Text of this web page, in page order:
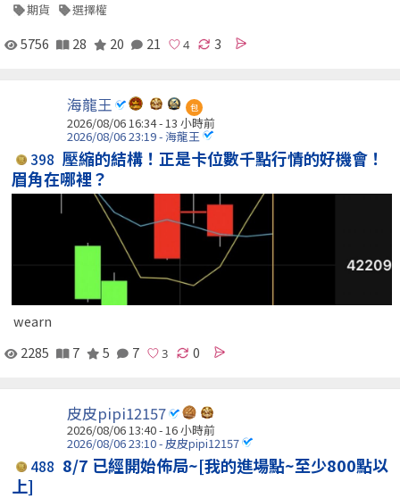
期貨 選擇權
5756 28 20 21 3
海龍王 包
2026/08/06 16:34 -13 小時前
2026/08/06 23:19 - 海龍王
398 壓縮的結構！正是卡位數千點行情的好機會！
眉角在哪裡？
wearn
2285
7 5 7 0
皮皮pipi12157
2026/08/06 13:40 - 16 小時前
2026/08/06 23:10 - 皮皮pipi12157
488 8/7 已經開始佈局~[我的進場點~至少800點以
上]